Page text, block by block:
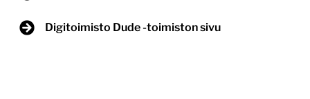
Digitoimisto Dude -toimiston sivu